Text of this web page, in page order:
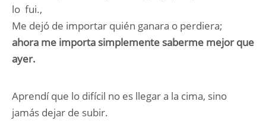
lo fui.,
Me dejó de importar quién ganara o perdiera;
ahora me importa simplemente saberme mejor que
ayer.
Aprendí que lo difícil no es llegar a la cima, sino
jamás dejar de subir.